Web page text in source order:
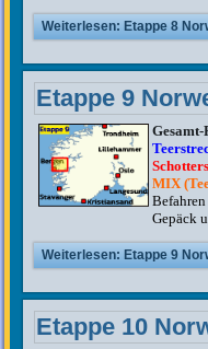
Weiterlesen: Etappe 8
Etappe 9
Gesamt-
MIX
Gepäck
Weiterlesen: Etappe 9
Etappe 10